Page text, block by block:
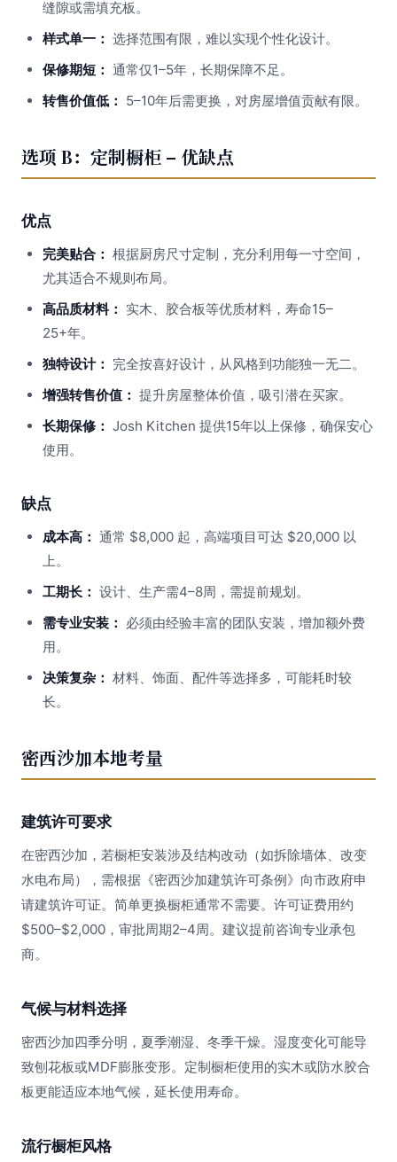
缝隙或需填充板。
样式单一： 选择范围有限，难以实现个性化设计。
保修期短： 通常仅1–5年，长期保障不足。
转售价值低： 5–10年后需更换，对房屋增值贡献有限。
选项 B：定制橱柜 – 优缺点
优点
完美贴合： 根据厨房尺寸定制，充分利用每一寸空间，
尤其适合不规则布局。
高品质材料： 实木、胶合板等优质材料，寿命15–
25+年。
独特设计： 完全按喜好设计，从风格到功能独一无二。
增强转售价值： 提升房屋整体价值，吸引潜在买家。
长期保修： Josh Kitchen 提供15年以上保修，确保安心
使用。
缺点
成本高： 通常 $8,000 起，高端项目可达 $20,000 以
上。
工期长： 设计、生产需4–8周，需提前规划。
需专业安装： 必须由经验丰富的团队安装，增加额外费
用。
决策复杂： 材料、饰面、配件等选择多，可能耗时较
长。
密西沙加本地考量
建筑许可要求
在密西沙加，若橱柜安装涉及结构改动（如拆除墙体、改变
水电布局），需根据《密西沙加建筑许可条例》向市政府申
请建筑许可证。简单更换橱柜通常不需要。许可证费用约
$500–$2,000，审批周期2–4周。建议提前咨询专业承包
商。
气候与材料选择
密西沙加四季分明，夏季潮湿、冬季干燥。湿度变化可能导
致刨花板或MDF膨胀变形。定制橱柜使用的实木或防水胶合
板更能适应本地气候，延长使用寿命。
流行橱柜风格